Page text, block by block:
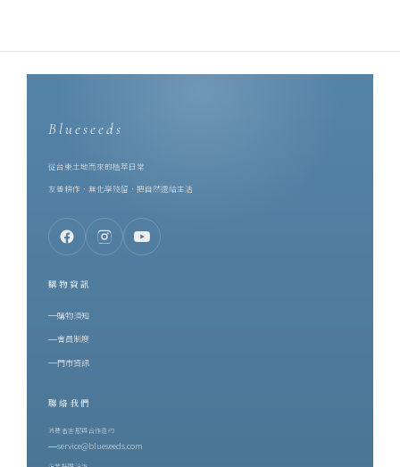
Blueseeds
從台東土地而來的植萃日常
友善耕作．無化學殘留．把自然還給生活
購物資訊
購物須知
會員制度
門市資訊
聯絡我們
消費者客服與合作邀約
service@blueseeds.com